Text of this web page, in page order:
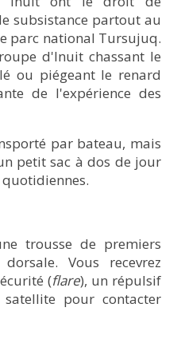
subsistance partout au
parc national Tursujuq.
d'Inuit chassant le
ou piégeant le renard
de l'expérience des
par bateau, mais
petit sac à dos de jour
trousse de premiers
Vous recevrez
(flare), un répulsif
pour contacter